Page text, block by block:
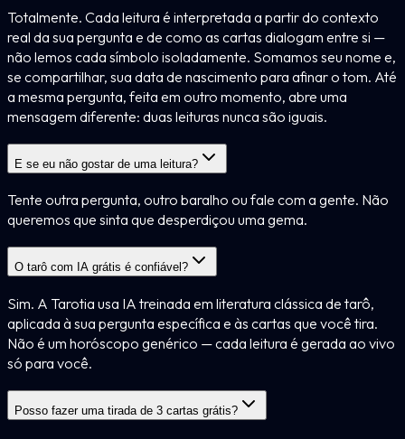
Totalmente. Cada leitura é interpretada a partir do contexto
real da sua pergunta e de como as cartas dialogam entre si —
não lemos cada símbolo isoladamente. Somamos seu nome e,
se compartilhar, sua data de nascimento para afinar o tom. Até
a mesma pergunta, feita em outro momento, abre uma
mensagem diferente: duas leituras nunca são iguais.
E se eu não gostar de uma leitura?
Tente outra pergunta, outro baralho ou fale com a gente. Não
queremos que sinta que desperdiçou uma gema.
O tarô com IA grátis é confiável?
Sim. A Tarotia usa IA treinada em literatura clássica de tarô,
aplicada à sua pergunta específica e às cartas que você tira.
Não é um horóscopo genérico — cada leitura é gerada ao vivo
só para você.
Posso fazer uma tirada de 3 cartas grátis?